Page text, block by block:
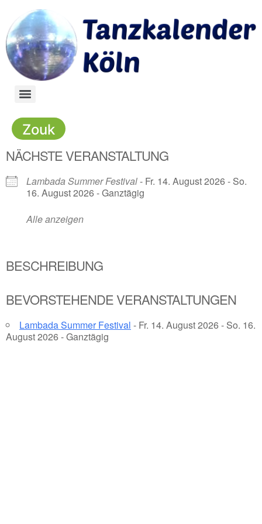
Zouk
NÄCHSTE VERANSTALTUNG
Lambada Summer Festival- Fr. 14. August 2026 - So.
16. August 2026 - Ganztägig
Alle anzeigen
BESCHREIBUNG
BEVORSTEHENDE VERANSTALTUNGEN
Lambada Summer Festival - Fr. 14. August 2026 - So. 16.
August 2026 - Ganztägig